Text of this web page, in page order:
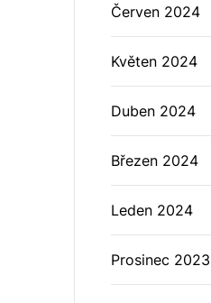
Červen 2024
Květen 2024
Duben 2024
Březen 2024
Leden 2024
Prosinec 2023